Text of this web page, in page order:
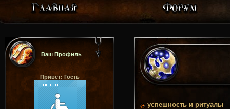
Ваш Профиль
Привет: Гость
успешность и ритуалы